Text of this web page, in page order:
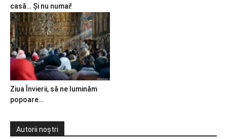
casă… Și nu numai!
Ziua Învierii, să ne luminăm
popoare…
Autorii noștri